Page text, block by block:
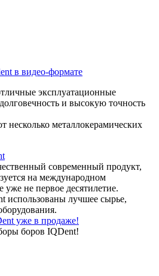
в видео-формате
эксплуатационные
и высокую точность
несколько металлокерамических
современный продукт,
на международном
уже не первое десятилетие.
использованы лучшее сырье,
уже в продаже!
боров IQDent!